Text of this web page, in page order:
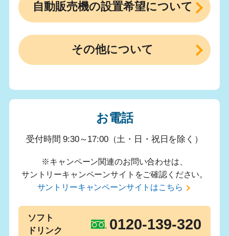
自動販売機の設置希望について
その他について
お電話
受付時間 9:30～17:00（土・日・祝日を除く）
※キャンペーン関連のお問い合わせは、
サントリーキャンペーンサイトをご確認ください。
サントリーキャンペーンサイトはこちら
ソフト
ドリンク
0120-139-320